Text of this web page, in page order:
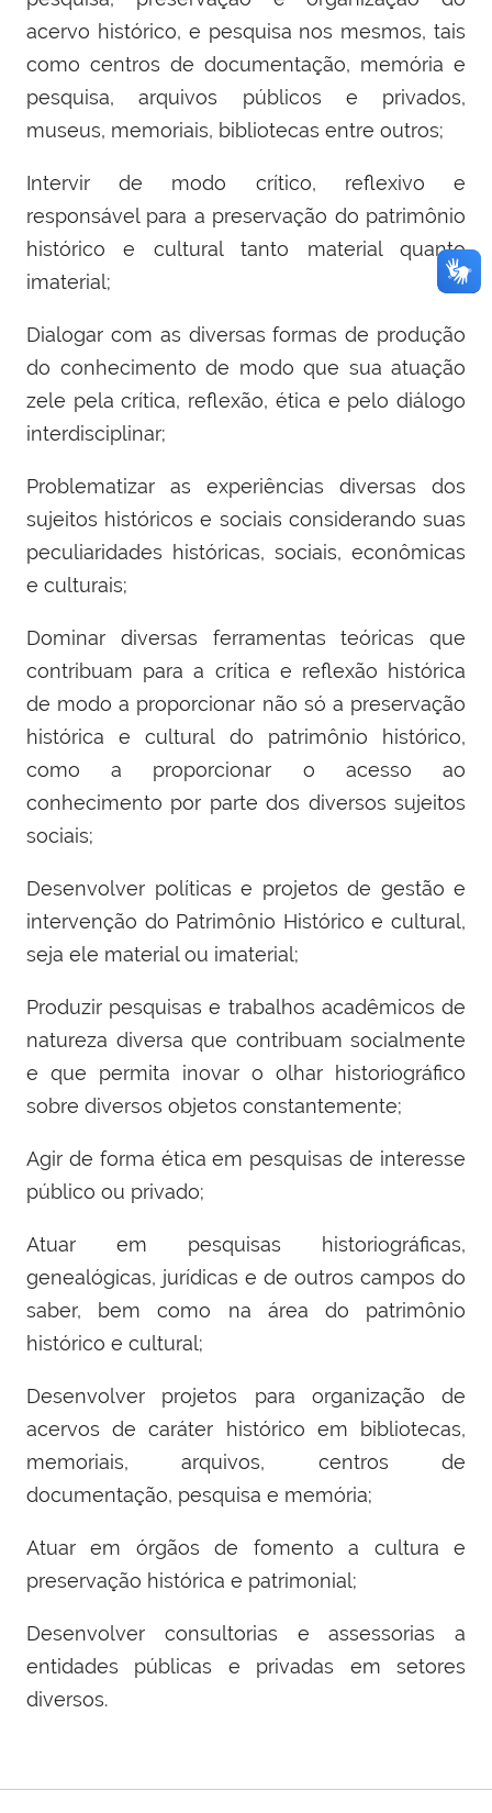
acervo histórico, e pesquisa nos mesmos, tais
como centros de documentação, memória e
pesquisa, arquivos públicos e privados,
museus, memoriais, bibliotecas entre outros;
Intervir de modo crítico, reflexivo e
responsável para a preservação do patrimônio
histórico e cultural tanto material quanto
imaterial;
Dialogar com as diversas formas de produção
do conhecimento de modo que sua atuação
zele pela crítica, reflexão, ética e pelo diálogo
interdisciplinar;
Problematizar as experiências diversas dos
sujeitos históricos e sociais considerando suas
peculiaridades históricas, sociais, econômicas
e culturais;
Dominar diversas ferramentas teóricas que
contribuam para a crítica e reflexão histórica
de modo a proporcionar não só a preservação
histórica e cultural do patrimônio histórico,
como a proporcionar o acesso ao
conhecimento por parte dos diversos sujeitos
sociais;
Desenvolver políticas e projetos de gestão e
intervenção do Patrimônio Histórico e cultural,
seja ele material ou imaterial;
Produzir pesquisas e trabalhos acadêmicos de
natureza diversa que contribuam socialmente
e que permita inovar o olhar historiográfico
sobre diversos objetos constantemente;
Agir de forma ética em pesquisas de interesse
público ou privado;
Atuar em pesquisas historiográficas,
genealógicas, jurídicas e de outros campos do
saber, bem como na área do patrimônio
histórico e cultural;
Desenvolver projetos para organização de
acervos de caráter histórico em bibliotecas,
memoriais, arquivos, centros de
documentação, pesquisa e memória;
Atuar em órgãos de fomento a cultura e
preservação histórica e patrimonial;
Desenvolver consultorias e assessorias a
entidades públicas e privadas em setores
diversos.